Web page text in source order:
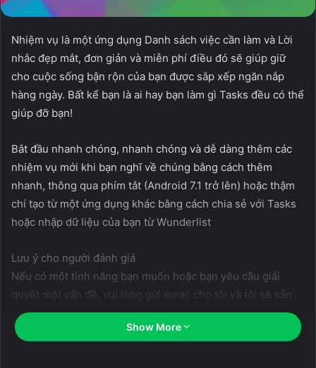
Nhiệm vụ là một ứng dụng Danh sách việc cần làm và Lời
nhắc đẹp mắt, đơn giản và miễn phí điều đó sẽ giúp giữ
cho cuộc sống bận rộn của bạn được sắp xếp ngăn nắp
hàng ngày. Bất kể bạn là ai hay bạn làm gì Tasks đều có thể
giúp đỡ bạn!
Bắt đầu nhanh chóng, nhanh chóng và dễ dàng thêm các
nhiệm vụ mới khi bạn nghĩ về chúng bằng cách thêm
nhanh, thông qua phím tắt (Android 7.1 trở lên) hoặc thậm
chí tạo từ một ứng dụng khác bằng cách chia sẻ với Tasks
hoặc nhập dữ liệu của bạn từ Wunderlist
Lưu ý cho người đánh giá
Nếu có một tính năng bạn muốn hoặc bạn yêu cầu giải
quyết một vấn đề, vui lòng gửi email cho tôi và tôi sẽ sẵn
lòng trợ giúp.
Show More